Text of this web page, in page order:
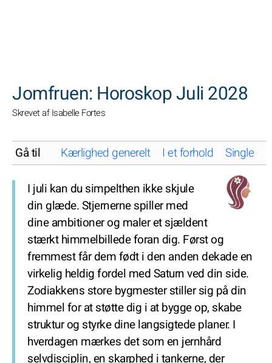
Jomfruen: Horoskop Juli 2028
Skrevet af Isabelle Fortes
Gå til Kærlighed generelt I et forhold Single
I juli kan du simpelthen ikke skjule
din glæde. Stjernerne spiller med
dine ambitioner og maler et sjældent
stærkt himmelbillede foran dig. Først og
fremmest får dem født i den anden dekade en
virkelig heldig fordel med Saturn ved din side.
Zodiakkens store bygmester stiller sig på din
himmel for at støtte dig i at bygge op, skabe
struktur og styrke dine langsigtede planer. I
hverdagen mærkes det som en jernhård
selvdisciplin, en skarphed i tankerne, der